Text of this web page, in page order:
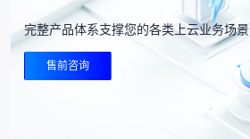
完整产品体系支撑您的各类上云业务场景
售前咨询